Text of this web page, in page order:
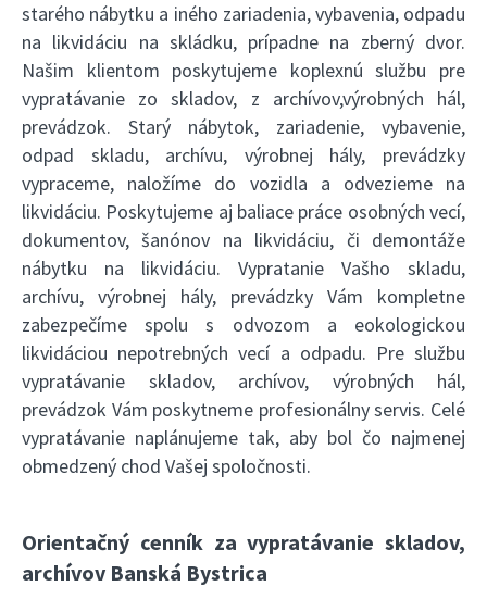
starého nábytku a iného zariadenia, vybavenia, odpadu
na likvidáciu na skládku, prípadne na zberný dvor.
Našim klientom poskytujeme koplexnú službu pre
vypratávanie zo skladov, z archívov,výrobných hál,
prevádzok. Starý nábytok, zariadenie, vybavenie,
odpad skladu, archívu, výrobnej hály, prevádzky
vypraceme, naložíme do vozidla a odvezieme na
likvidáciu. Poskytujeme aj baliace práce osobných vecí,
dokumentov, šanónov na likvidáciu, či demontáže
nábytku na likvidáciu. Vypratanie Vašho skladu,
archívu, výrobnej hály, prevádzky Vám kompletne
zabezpečíme spolu s odvozom a eokologickou
likvidáciou nepotrebných vecí a odpadu. Pre službu
vypratávanie skladov, archívov, výrobných hál,
prevádzok Vám poskytneme profesionálny servis. Celé
vypratávanie naplánujeme tak, aby bol čo najmenej
obmedzený chod Vašej spoločnosti.
Orientačný cenník za vypratávanie skladov,
archívov Banská Bystrica